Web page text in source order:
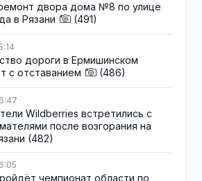
двора дома №8 по улице
в Рязани
(491)
дороги в Ермишинском
с отставанием
(486)
Wildberries встретились с
после возгорания на
(482)
чемпионат области по